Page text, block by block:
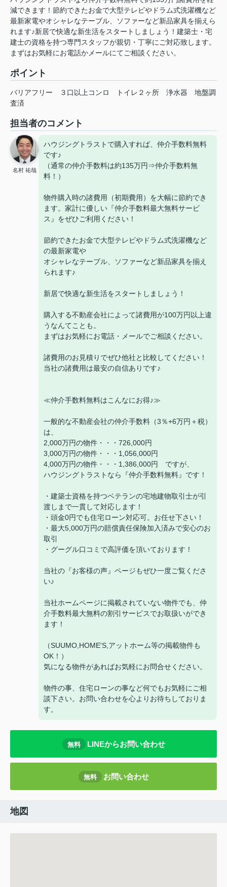
減できます！節約できたお金で大型テレビやドラム式洗濯機など
最新家電やオシャレなテーブル、ソファーなど新品家具を揃えら
れます♪新居で快適な新生活をスタートしましょう！建築士・宅
建士の資格を持つ専門スタッフが親切・丁寧にご対応致します。
まずはお気軽にお電話かメールにてご相談ください。
ポイント
バリアフリー ３口以上コンロ トイレ２ヶ所 浄水器
地盤調
査済
担当者のコメント
名村 祐哉
ハウジングトラストで購入すれば、仲介手数料無料
です♪
（通常の仲介手数料は約135万円⇒仲介手数料無
料！）
物件購入時の諸費用（初期費用）を大幅に節約でき
ます。家計に優しい『仲介手数料最大無料サービ
ス』をぜひご利用ください！
節約できたお金で大型テレビやドラム式洗濯機など
の最新家電や
オシャレなテーブル、ソファーなど新品家具を揃え
られます♪
新居で快適な新生活をスタートしましょう！
購入する不動産会社によって諸費用が100万円以上違
うなんてことも。
まずはお気軽にお電話・メールでご相談ください。
諸費用のお見積りでぜひ他社と比較してください！
当社の諸費用は最安の自信ありです♪
≪仲介手数料無料はこんなにお得♪≫
一般的な不動産会社の仲介手数料（3％+6万円＋税）
は、
2,000万円の物件・・・726,000円
3,000万円の物件・・・1,056,000円
4,000万円の物件・・・1,386,000円 ですが、
ハウジングトラストなら『仲介手数料無料』です！
・建築士資格を持つベテランの宅地建物取引士が引
渡しまで一貫して対応します！
・頭金0円でも住宅ローン対応可。お任せ下さい！
・最大5,000万円の賠償責任保険加入済みで安心のお
取引
・グーグル口コミで高評価を頂いております！
当社の『お客様の声』ページもぜひ一度ご覧くださ
い♪
当社ホームページに掲載されていない物件でも、仲
介手数料最大無料の割引サービスでお取扱いができ
ます！
（SUUMO,HOME'S,アットホーム等の掲載物件も
OK！）
気になる物件があればお気軽にお問合せください。
物件の事、住宅ローンの事など何でもお気軽にご相
談下さい。お問い合わせを心よりお待ちしておりま
す。
無料 LINEからお問い合わせ
無料 お問い合わせ
地図